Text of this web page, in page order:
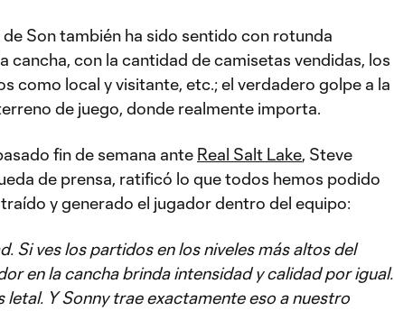
Son también ha sido sentido con rotunda
cancha, con la cantidad de camisetas vendidas, los
como local y visitante, etc.; el verdadero golpe a la
de juego, donde realmente importa.
fin de semana ante Real Salt Lake, Steve
de prensa, ratificó lo que todos hemos podido
y generado el jugador dentro del equipo:
Si ves los partidos en los niveles más altos del
en la cancha brinda intensidad y calidad por igual.
letal. Y Sonny trae exactamente eso a nuestro